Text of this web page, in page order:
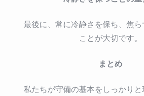
最後に、常に冷静さを保ち、焦
ことが大切です。
まとめ
私たちが守備の基本をしっかり